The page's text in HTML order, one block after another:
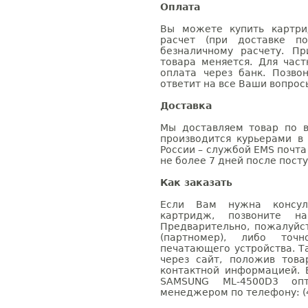
Оплата
Вы можете купить
расчет (при доставке
безналичному расчету.
товара меняется. Для
оплата через банк.
ответит на все Ваши
Доставка
Мы доставляем товар по
производится курьерами
России – службой EMS
не более 7 дней после
Как заказать
Если Вам нужна
картридж, позвоните
Предварительно,
(партномер), либо
печатающего устройства.
через сайт, положив
контактной информацией.
SAMSUNG ML-4500D3
менеджером по телефону: